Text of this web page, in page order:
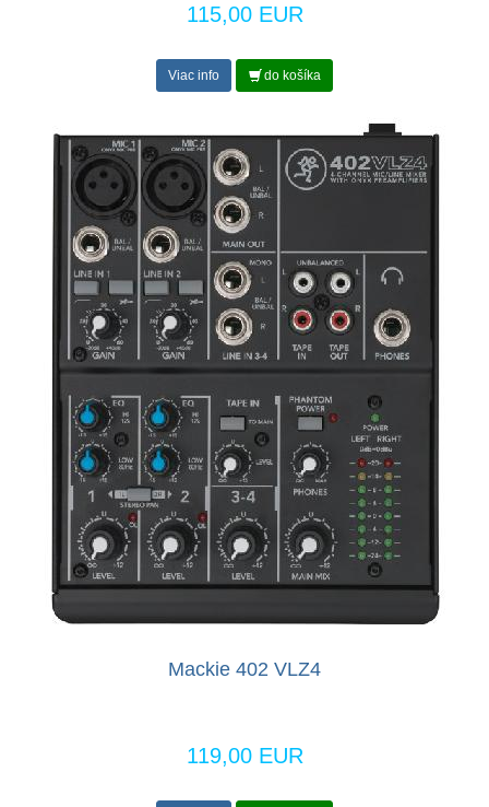
115,00 EUR
Viac info do košíka
Mackie 402 VLZ4
119,00 EUR